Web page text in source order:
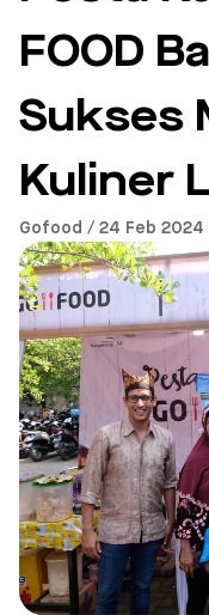
FOOD
Sukses
Kuliner
Gofood / 24 Feb 2024